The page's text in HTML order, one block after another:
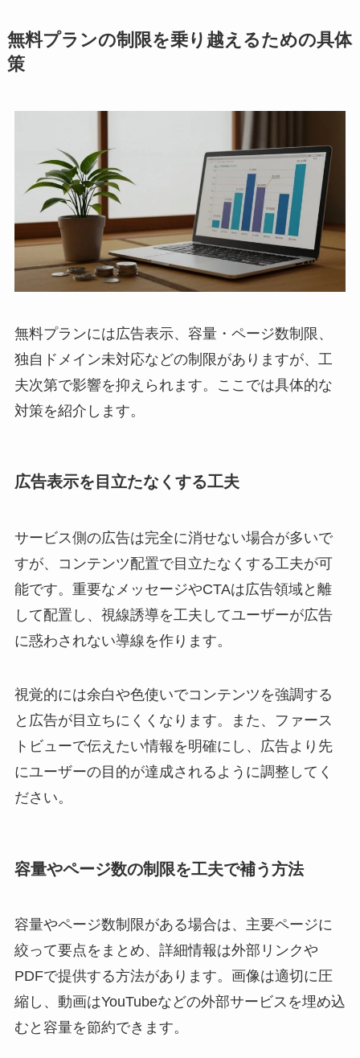
無料プランの制限を乗り越えるための具体
策
無料プランには広告表示、容量・ページ数制限、
独自ドメイン未対応などの制限がありますが、工
夫次第で影響を抑えられます。ここでは具体的な
対策を紹介します。
広告表示を目立たなくする工夫
サービス側の広告は完全に消せない場合が多いで
すが、コンテンツ配置で目立たなくする工夫が可
能です。重要なメッセージやCTAは広告領域と離
して配置し、視線誘導を工夫してユーザーが広告
に惑わされない導線を作ります。
視覚的には余白や色使いでコンテンツを強調する
と広告が目立ちにくくなります。また、ファース
トビューで伝えたい情報を明確にし、広告より先
にユーザーの目的が達成されるように調整してく
ださい。
容量やページ数の制限を工夫で補う方法
容量やページ数制限がある場合は、主要ページに
絞って要点をまとめ、詳細情報は外部リンクや
PDFで提供する方法があります。画像は適切に圧
縮し、動画はYouTubeなどの外部サービスを埋め込
むと容量を節約できます。